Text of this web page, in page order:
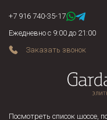
+7 916 740-35-17
Ежедневно с 9:00 до 21:00
Заказать звонок
Посмотреть список шоссе,